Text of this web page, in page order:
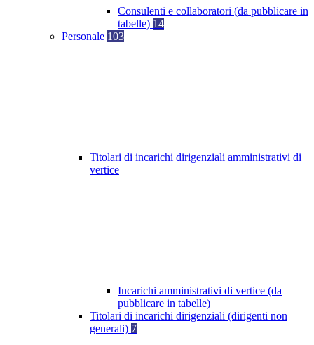
Consulenti e collaboratori (da pubblicare in
tabelle) 14
Personale 103
Titolari di incarichi dirigenziali amministrativi di
vertice
Incarichi amministrativi di vertice (da
pubblicare in tabelle)
Titolari di incarichi dirigenziali (dirigenti non
generali) 7